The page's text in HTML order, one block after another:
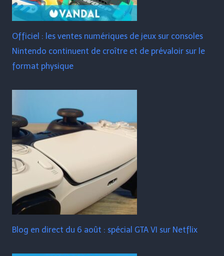
Officiel : les ventes numériques de jeux sur consoles
Nintendo continuent de croître et de prévaloir sur le
format physique
Blog en direct du 6 août : spécial GTA VI sur Netflix